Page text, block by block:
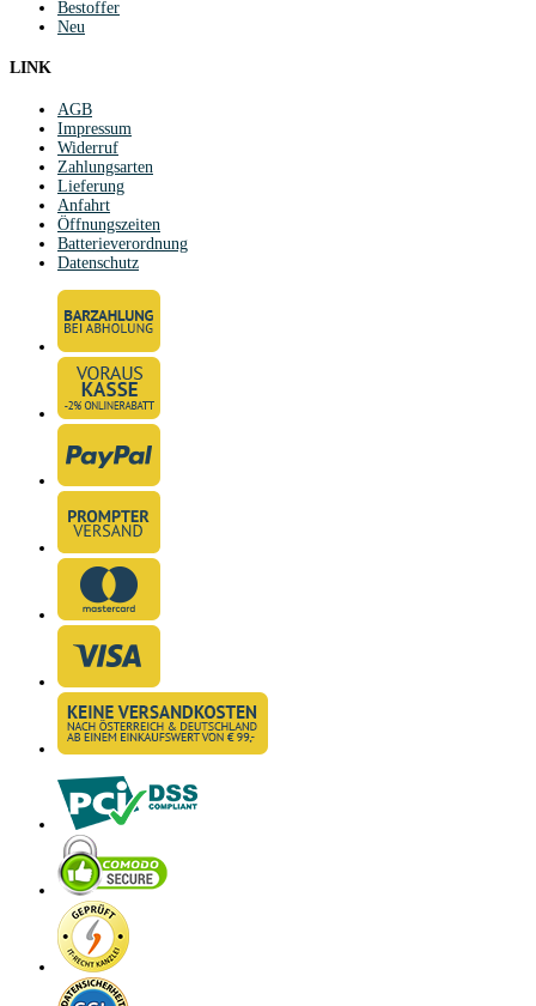
Bestoffer
Neu
LINK
AGB
Impressum
Widerruf
Zahlungsarten
Lieferung
Anfahrt
Öffnungszeiten
Batterieverordnung
Datenschutz